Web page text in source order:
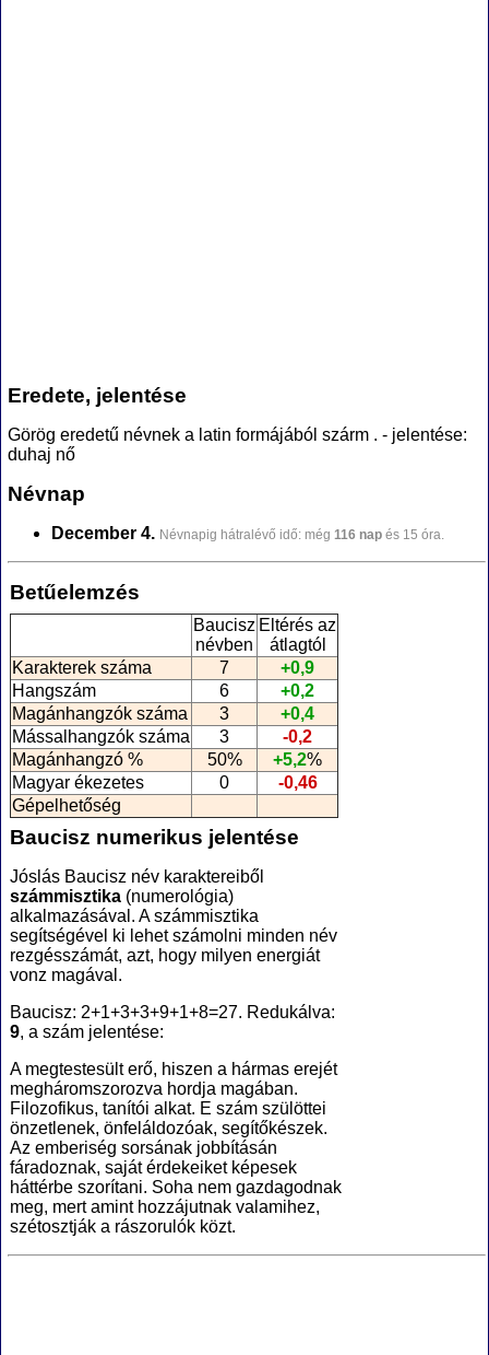
Eredete, jelentése
Görög eredetű névnek a latin formájából szárm . - jelentése:
duhaj nő
Névnap
December 4. Névnapig hátralévő idő: még 116 nap és 15 óra.
Betűelemzés
Baucisz
névben
Eltérés az
átlagtól
Karakterek száma
7
+0,9
Hangszám
6
+0,2
Magánhangzók száma
3
+0,4
Mássalhangzók száma
3
-0,2
Magánhangzó %
50% +5,2%
Magyar ékezetes
0
-0,46
Gépelhetőség
Baucisz numerikus jelentése
Jóslás Baucisz név karaktereiből
számmisztika (numerológia)
alkalmazásával. A számmisztika
segítségével ki lehet számolni minden név
rezgésszámát, azt, hogy milyen energiát
vonz magával.
Baucisz: 2+1+3+3+9+1+8=27. Redukálva:
9, a szám jelentése:
A megtestesült erő, hiszen a hármas erejét
megháromszorozva hordja magában.
Filozofikus, tanítói alkat. E szám szülöttei
önzetlenek, önfeláldozóak, segítőkészek.
Az emberiség sorsának jobbításán
fáradoznak, saját érdekeiket képesek
háttérbe szorítani. Soha nem gazdagodnak
meg, mert amint hozzájutnak valamihez,
szétosztják a rászorulók közt.